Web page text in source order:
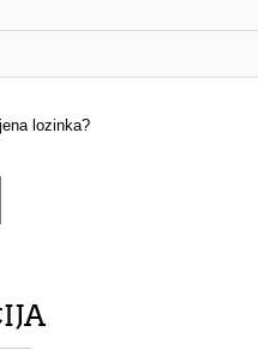
lozinka?